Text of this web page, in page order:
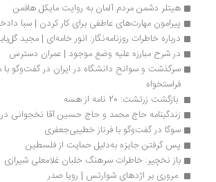
هیتلر دشمن مردم آلمان به روایت مایکل هافمن
پیرامون مهارت‌های عاطفی برای کار کردن | سبا دادخواه
درباره خاطرات روزنامه‌نگار: انور خامه‌ای | مجید گل‌بابایی
در شرح مبارزه علیه وضع موجود | عمران دسترس
سرگذشت و سوانح دانشگاه در ایران در گفت‌وگو با مقصود
فراستخواه
بازگشت زرتشت: 20 نامه از هسه
زندگی­نامه حاج محمد و حاج حسین­ آقا نخجوانی در سوره
سوگا در گفت‌وگو با فرناز خطیبی‌جعفری
پس گرفتن جایزه به‌دلیل حمایت از فلسطین
باز نخچیر: خاطرات سرهنگ خلبان غلامعلی شیرازی
مروری بر اژدهای شوارتس | رویا صدر